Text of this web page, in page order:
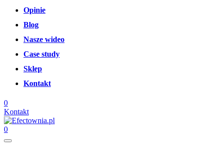
Opinie
Blog
Nasze wideo
Case study
Sklep
Kontakt
0
Kontakt
0